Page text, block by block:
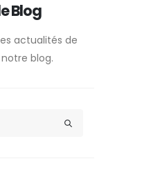
Blog
actualités de
blog.